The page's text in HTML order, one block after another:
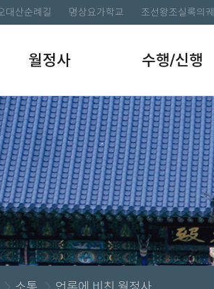
대산순례길 명상요가학교 조선왕조실록의
월정사 수행/신행